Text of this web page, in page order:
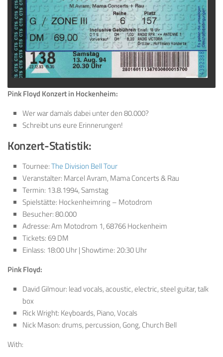
Pink Floyd Konzert in Hockenheim:
Wer war damals dabei unter den 80.000?
Schreibt uns eure Erinnerungen!
Konzert-Statistik:
Tournee:The Division Bell Tour
Veranstalter: Marcel Avram, Mama Concerts & Rau
Termin: 13.8.1994, Samstag
Spielstätte: Hockenheimring – Motodrom
Besucher: 80.000
Adresse: Am Motodrom 1, 68766 Hockenheim
Tickets: 69 DM
Einlass: 18:00 Uhr | Showtime: 20:30 Uhr
Pink Floyd:
David Gilmour: lead vocals, acoustic, electric, steel guitar, talk
box
Rick Wright: Keyboards, Piano, Vocals
Nick Mason: drums, percussion, Gong, Church Bell
With: